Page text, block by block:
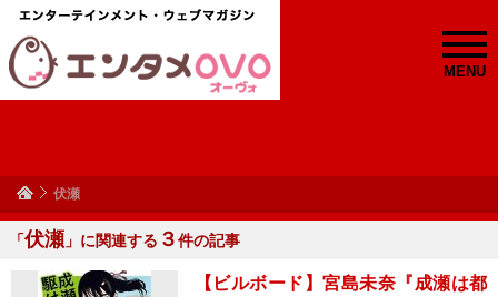
MENU
伏瀬
「伏瀬 」に関連する ３件の記事
【ビルボード】宮島未奈『成瀬は都